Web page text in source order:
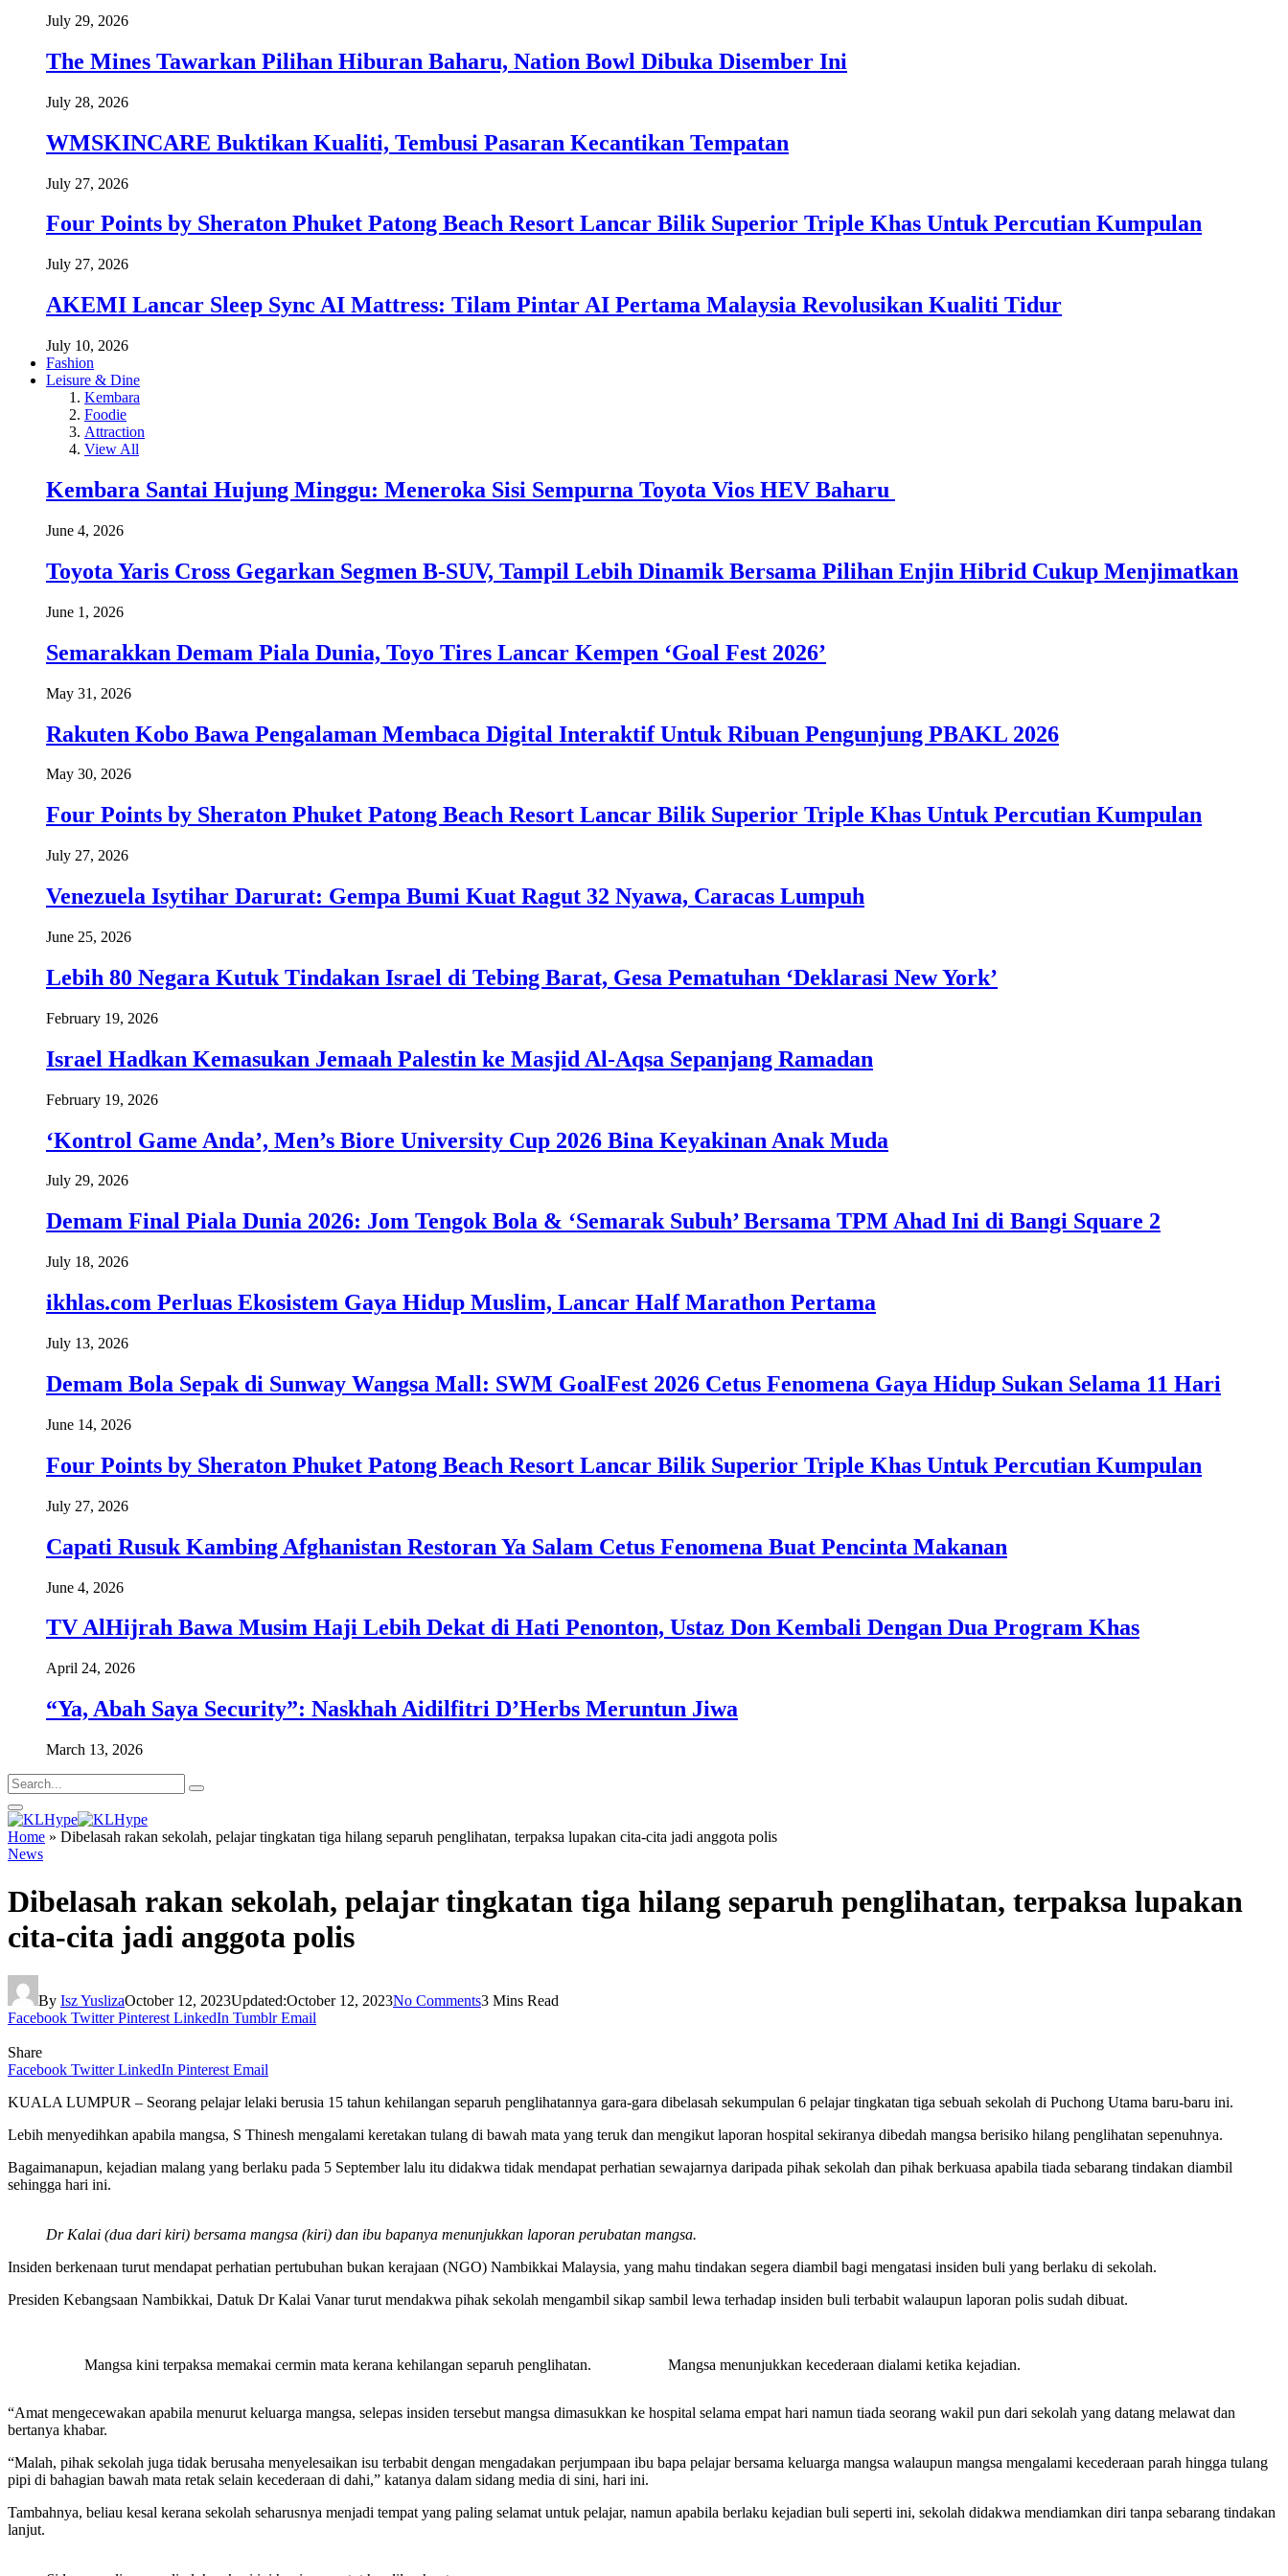
July 29, 2026
The Mines Tawarkan Pilihan Hiburan Baharu, Nation Bowl Dibuka Disember Ini
July 28, 2026
WMSKINCARE Buktikan Kualiti, Tembusi Pasaran Kecantikan Tempatan
July 27, 2026
Four Points by Sheraton Phuket Patong Beach Resort Lancar Bilik Superior Triple Khas Untuk Percutian Kumpulan
July 27, 2026
AKEMI Lancar Sleep Sync AI Mattress: Tilam Pintar AI Pertama Malaysia Revolusikan Kualiti Tidur
July 10, 2026
Fashion
Leisure & Dine
Kembara
Foodie
Attraction
View All
Kembara Santai Hujung Minggu: Meneroka Sisi Sempurna Toyota Vios HEV Baharu
June 4, 2026
Toyota Yaris Cross Gegarkan Segmen B-SUV, Tampil Lebih Dinamik Bersama Pilihan Enjin Hibrid Cukup Menjimatkan
June 1, 2026
Semarakkan Demam Piala Dunia, Toyo Tires Lancar Kempen ‘Goal Fest 2026’
May 31, 2026
Rakuten Kobo Bawa Pengalaman Membaca Digital Interaktif Untuk Ribuan Pengunjung PBAKL 2026
May 30, 2026
Four Points by Sheraton Phuket Patong Beach Resort Lancar Bilik Superior Triple Khas Untuk Percutian Kumpulan
July 27, 2026
Venezuela Isytihar Darurat: Gempa Bumi Kuat Ragut 32 Nyawa, Caracas Lumpuh
June 25, 2026
Lebih 80 Negara Kutuk Tindakan Israel di Tebing Barat, Gesa Pematuhan ‘Deklarasi New York’
February 19, 2026
Israel Hadkan Kemasukan Jemaah Palestin ke Masjid Al-Aqsa Sepanjang Ramadan
February 19, 2026
‘Kontrol Game Anda’, Men’s Biore University Cup 2026 Bina Keyakinan Anak Muda
July 29, 2026
Demam Final Piala Dunia 2026: Jom Tengok Bola & ‘Semarak Subuh’ Bersama TPM Ahad Ini di Bangi Square 2
July 18, 2026
ikhlas.com Perluas Ekosistem Gaya Hidup Muslim, Lancar Half Marathon Pertama
July 13, 2026
Demam Bola Sepak di Sunway Wangsa Mall: SWM GoalFest 2026 Cetus Fenomena Gaya Hidup Sukan Selama 11 Hari
June 14, 2026
Four Points by Sheraton Phuket Patong Beach Resort Lancar Bilik Superior Triple Khas Untuk Percutian Kumpulan
July 27, 2026
Capati Rusuk Kambing Afghanistan Restoran Ya Salam Cetus Fenomena Buat Pencinta Makanan
June 4, 2026
TV AlHijrah Bawa Musim Haji Lebih Dekat di Hati Penonton, Ustaz Don Kembali Dengan Dua Program Khas
April 24, 2026
“Ya, Abah Saya Security”: Naskhah Aidilfitri D’Herbs Meruntun Jiwa
March 13, 2026
Home » Dibelasah rakan sekolah, pelajar tingkatan tiga hilang separuh penglihatan, terpaksa lupakan cita-cita jadi anggota polis
News
Dibelasah rakan sekolah, pelajar tingkatan tiga hilang separuh penglihatan, terpaksa lupakan
cita-cita jadi anggota polis
By Isz YuslizaOctober 12, 2023Updated:October 12, 2023No Comments3 Mins Read
Facebook Twitter Pinterest LinkedIn Tumblr Email
Share
Facebook Twitter LinkedIn Pinterest Email
KUALA LUMPUR – Seorang pelajar lelaki berusia 15 tahun kehilangan separuh penglihatannya gara-gara dibelasah sekumpulan 6 pelajar tingkatan tiga sebuah sekolah di Puchong Utama baru-baru ini.
Lebih menyedihkan apabila mangsa, S Thinesh mengalami keretakan tulang di bawah mata yang teruk dan mengikut laporan hospital sekiranya dibedah mangsa berisiko hilang penglihatan sepenuhnya.
Bagaimanapun, kejadian malang yang berlaku pada 5 September lalu itu didakwa tidak mendapat perhatian sewajarnya daripada pihak sekolah dan pihak berkuasa apabila tiada sebarang tindakan diambil
sehingga hari ini.
Dr Kalai (dua dari kiri) bersama mangsa (kiri) dan ibu bapanya menunjukkan laporan perubatan mangsa.
Insiden berkenaan turut mendapat perhatian pertubuhan bukan kerajaan (NGO) Nambikkai Malaysia, yang mahu tindakan segera diambil bagi mengatasi insiden buli yang berlaku di sekolah.
Presiden Kebangsaan Nambikkai, Datuk Dr Kalai Vanar turut mendakwa pihak sekolah mengambil sikap sambil lewa terhadap insiden buli terbabit walaupun laporan polis sudah dibuat.
Mangsa kini terpaksa memakai cermin mata kerana kehilangan separuh penglihatan. Mangsa menunjukkan kecederaan dialami ketika kejadian.
“Amat mengecewakan apabila menurut keluarga mangsa, selepas insiden tersebut mangsa dimasukkan ke hospital selama empat hari namun tiada seorang wakil pun dari sekolah yang datang melawat dan
bertanya khabar.
“Malah, pihak sekolah juga tidak berusaha menyelesaikan isu terbabit dengan mengadakan perjumpaan ibu bapa pelajar bersama keluarga mangsa walaupun mangsa mengalami kecederaan parah hingga tulang
pipi di bahagian bawah mata retak selain kecederaan di dahi,” katanya dalam sidang media di sini, hari ini.
Tambahnya, beliau kesal kerana sekolah seharusnya menjadi tempat yang paling selamat untuk pelajar, namun apabila berlaku kejadian buli seperti ini, sekolah didakwa mendiamkan diri tanpa sebarang tindakan
lanjut.